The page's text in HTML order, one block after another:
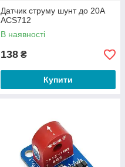
Датчик струму шунт до 20А
ACS712
В наявності
138 ₴
Купити